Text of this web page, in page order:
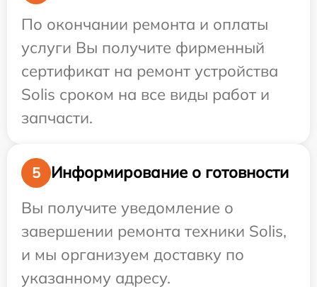
По окончании ремонта и оплаты
услуги Вы получите фирменный
сертификат на ремонт устройства
Solis сроком на все виды работ и
запчасти.
5
Информирование о готовности
Вы получите уведомление о
завершении ремонта техники Solis,
и мы организуем доставку по
указанному адресу.